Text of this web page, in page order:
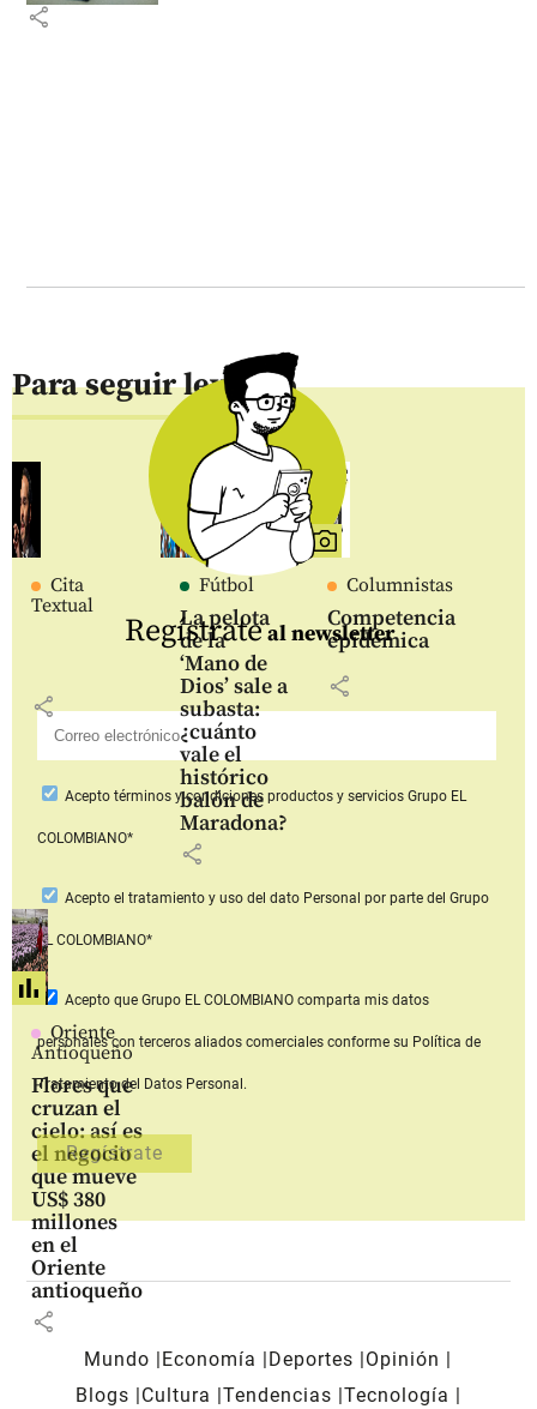
share
Para seguir leyendo
Cita
Textual
share
Fútbol
La pelota
de la
‘Mano de
Dios’ sale a
subasta:
¿cuánto
vale el
histórico
balón de
Maradona?
share
Columnistas
Competencia
epidémica
share
Oriente
Antioqueño
Flores que
cruzan el
cielo: así es
el negocio
que mueve
US$ 380
millones
en el
Oriente
antioqueño
share
Regístrateal newsletter
Aceptotérminos y condiciones productos y serviciosGrupo EL
COLOMBIANO*
Acepto el tratamiento y uso del dato Personal por parte del Grupo
EL COLOMBIANO*
Acepto que Grupo EL COLOMBIANOcomparta mis datos
personales con terceros aliados comerciales conforme su Política de
Tratamiento del Datos Personal.
Mundo Economía Deportes
Opinión
Blogs
Cultura Tendencias Tecnología